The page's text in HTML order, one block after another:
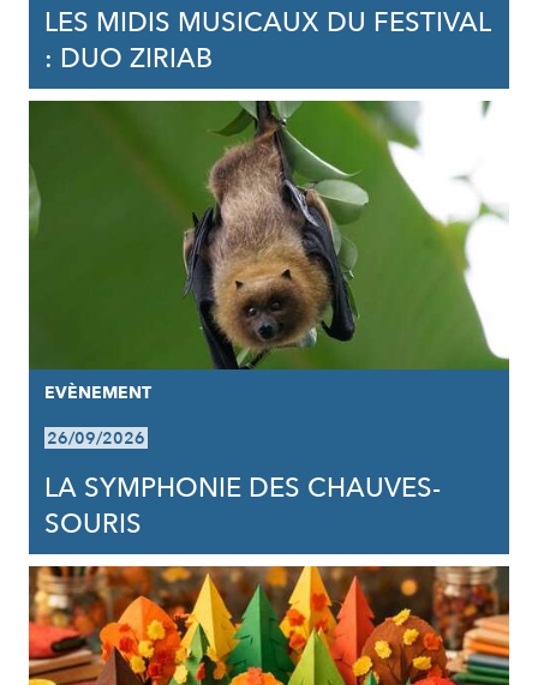
LES MIDIS MUSICAUX DU FESTIVAL
: DUO ZIRIAB
EVÈNEMENT
26/09/2026
LA SYMPHONIE DES CHAUVES-
SOURIS